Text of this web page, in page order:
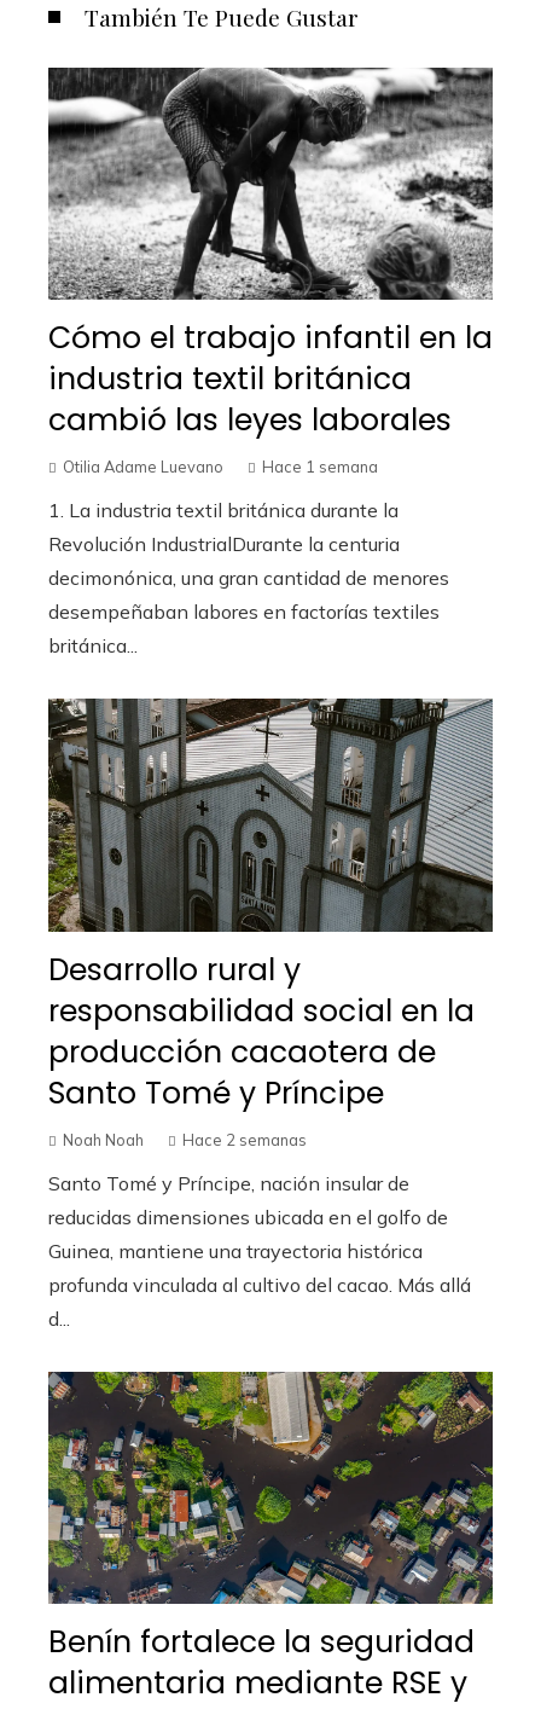
También Te Puede Gustar
Cómo el trabajo infantil en la
industria textil británica
cambió las leyes laborales
Otilia Adame Luevano Hace 1 semana
1. La industria textil británica durante la
Revolución IndustrialDurante la centuria
decimonónica, una gran cantidad de menores
desempeñaban labores en factorías textiles
británica...
Desarrollo rural y
responsabilidad social en la
producción cacaotera de
Santo Tomé y Príncipe
Noah Noah Hace 2 semanas
Santo Tomé y Príncipe, nación insular de
reducidas dimensiones ubicada en el golfo de
Guinea, mantiene una trayectoria histórica
profunda vinculada al cultivo del cacao. Más allá
d...
Benín fortalece la seguridad
alimentaria mediante RSE y